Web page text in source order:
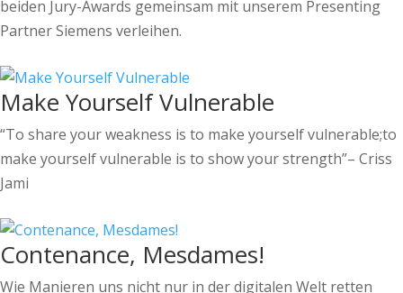
beiden Jury-Awards gemeinsam mit unserem Presenting
Partner Siemens verleihen.
Make Yourself Vulnerable
“To share your weakness is to make yourself vulnerable;to
make yourself vulnerable is to show your strength”– Criss
Jami
Contenance, Mesdames!
Wie Manieren uns nicht nur in der digitalen Welt retten